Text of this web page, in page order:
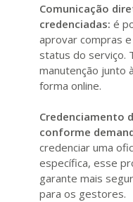
Comunicação
credenciadas: é
aprovar compras
status do serviço.
manutenção junto
forma online.
Credenciamento
conforme
credenciar uma
específica, esse
garante mais
para os gestores.